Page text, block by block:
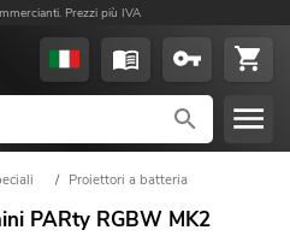
Prezzi più IVA
/ Proiettori a batteria
PARty RGBW MK2